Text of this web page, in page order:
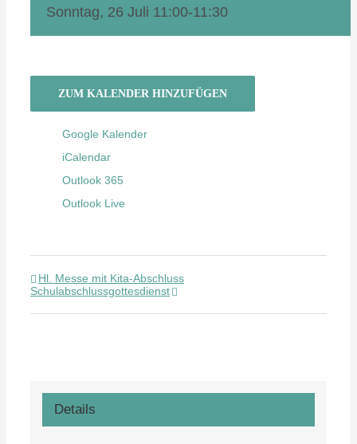
Sonntag, 26 Juli 11:00-11:30
ZUM KALENDER HINZUFÜGEN
Google Kalender
iCalendar
Outlook 365
Outlook Live
Hl. Messe mit Kita-Abschluss
Schulabschlussgottesdienst
Details